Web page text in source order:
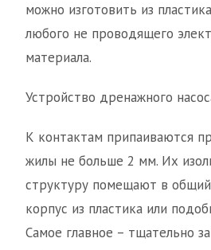
можно изготовить из
любого не проводящего
материала.
Устройство дренажного
К контактам припаиваются
жилы не больше 2 мм. Их
структуру помещают в
корпус из пластика или
Самое главное – тщательно